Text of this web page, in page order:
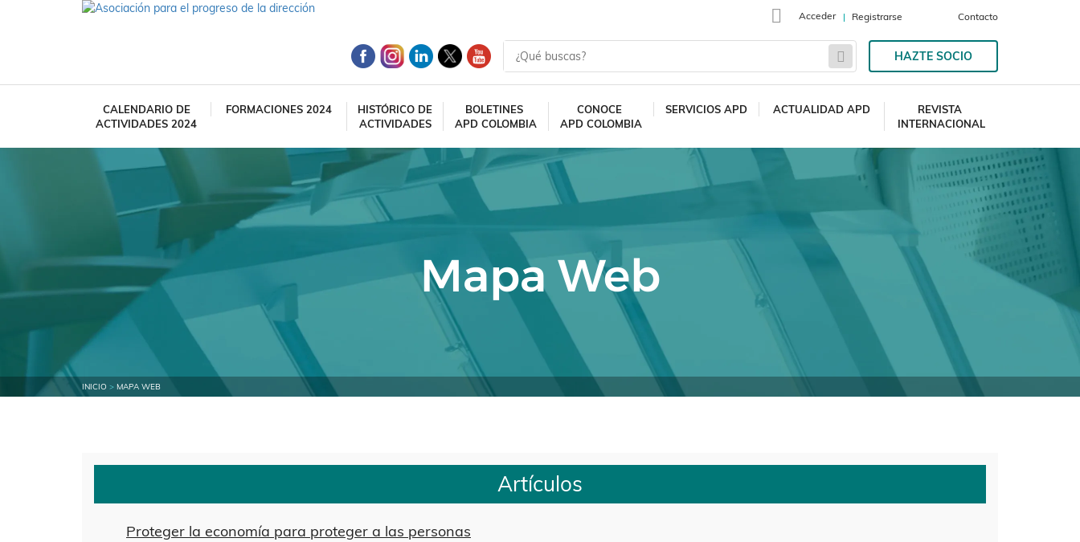
Acceder Registrarse Contacto
HAZTE SOCIO
CALENDARIO DE
ACTIVIDADES 2024
FORMACIONES 2024
HISTÓRICO DE
ACTIVIDADES
BOLETINES
APD COLOMBIA
CONOCE
APD COLOMBIA
SERVICIOS APD ACTUALIDAD APD
REVISTA
INTERNACIONAL
Mapa Web
INICIO > MAPA WEB
Artículos
Proteger la economía para proteger a las personas